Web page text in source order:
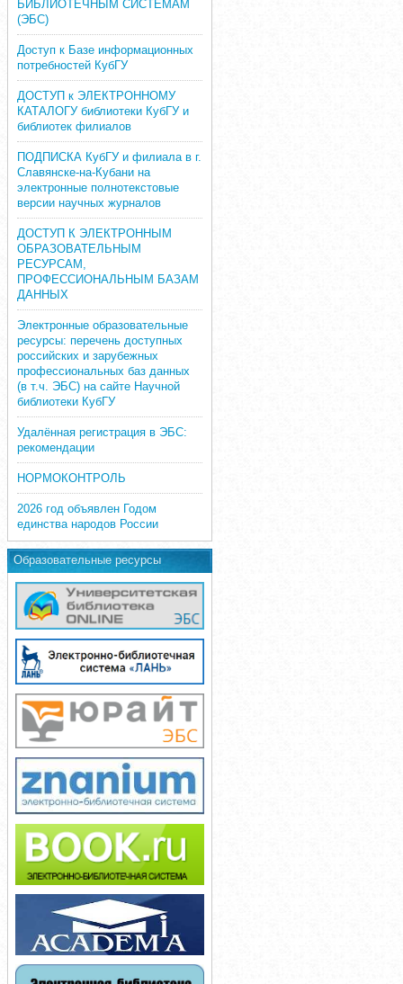
БИБЛИОТЕЧНЫМ СИСТЕМАМ
(ЭБС)
Доступ к Базе информационных
потребностей КубГУ
ДОСТУП к ЭЛЕКТРОННОМУ
КАТАЛОГУ библиотеки КубГУ и
библиотек филиалов
ПОДПИСКА КубГУ и филиала в г.
Славянске-на-Кубани на
электронные полнотекстовые
версии научных журналов
ДОСТУП К ЭЛЕКТРОННЫМ
ОБРАЗОВАТЕЛЬНЫМ
РЕСУРСАМ,
ПРОФЕССИОНАЛЬНЫМ БАЗАМ
ДАННЫХ
Электронные образовательные
ресурсы: перечень доступных
российских и зарубежных
профессиональных баз данных
(в т.ч. ЭБС) на сайте Научной
библиотеки КубГУ
Удалённая регистрация в ЭБС:
рекомендации
НОРМОКОНТРОЛЬ
2026 год объявлен Годом
единства народов России
Образовательные ресурсы